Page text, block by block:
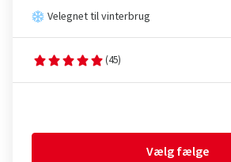
Velegnet til vinterbrug
(45)
Vælg fælge